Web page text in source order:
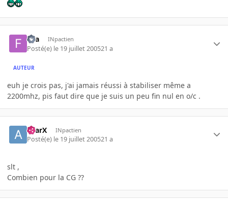
fira INpactien
Posté(e) le 19 juillet 200521 a
AUTEUR
euh je crois pas, j'ai jamais réussi à stabiliser même a
2200mhz, pis faut dire que je suis un peu fin nul en o/c .
aYarX INpactien
Posté(e) le 19 juillet 200521 a
slt ,
Combien pour la CG ??